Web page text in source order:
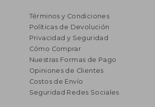
Términos y Condiciones
Políticas de Devolución
Privacidad y Seguridad
Cómo Comprar
Nuestras Formas de Pago
Opiniones de Clientes
Costos de Envío
Seguridad Redes Sociales